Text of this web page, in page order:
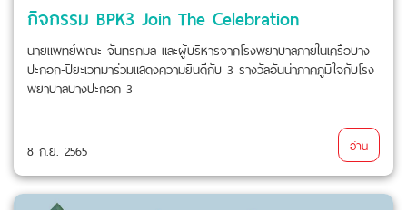
กิจกรรม BPK3 Join The Celebration
นายแพทย์พณะ จันทรกมล และผู้บริหารจากโรงพยาบาลภายในเครือบาง
ปะกอก-ปิยะเวทมาร่วมแสดงความยินดีกับ 3 รางวัลอันน่าภาคภูมิใจกับโรง
พยาบาลบางปะกอก 3
8 ก.ย. 2565 อ่าน